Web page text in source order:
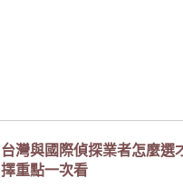
台灣與國際偵探業者怎麼選
擇重點一次看